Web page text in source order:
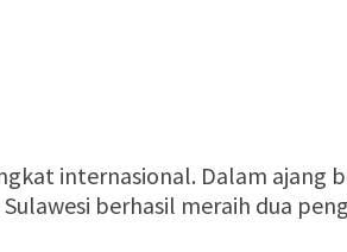
internasional. Dalam ajang
berhasil meraih dua